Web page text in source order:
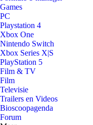
Games
PC
Playstation 4
Xbox One
Nintendo Switch
Xbox Series X|S
PlayStation 5
Film & TV
Film
Televisie
Trailers en Videos
Bioscoopagenda
Forum